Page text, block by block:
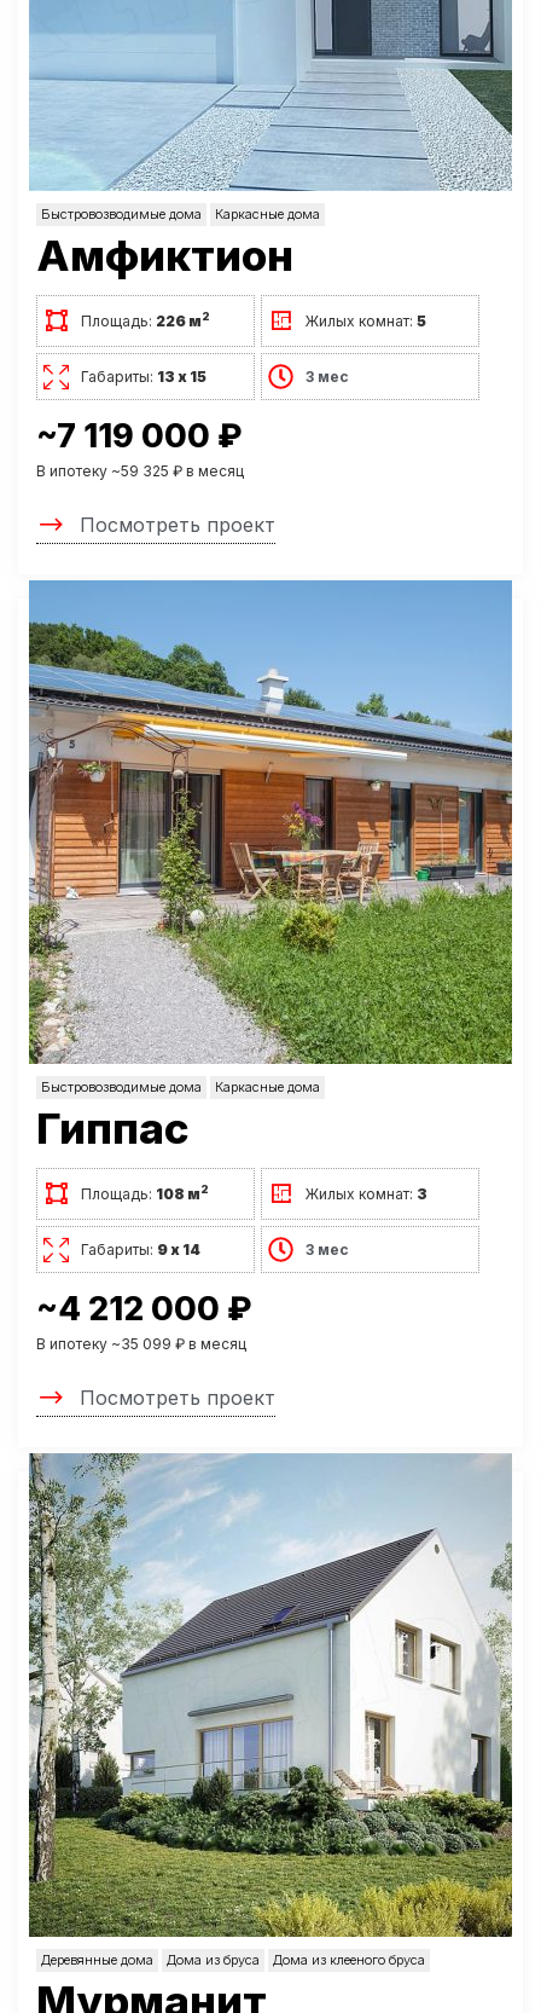
Быстровозводимые дома Каркасные дома
Амфиктион
Площадь: 226 м2 Жилых комнат:5
Габариты: 13 х 15 3 мес
~7 119 000 ₽
В ипотеку ~59 325 ₽ в месяц
Посмотреть проект
Быстровозводимые дома Каркасные дома
Гиппас
Площадь: 108 м2 Жилых комнат: 3
Габариты: 9 х 14 3 мес
~4 212 000 ₽
В ипотеку ~35 099 ₽ в месяц
Посмотреть проект
Деревянные дома Дома из бруса Дома из клееного бруса
Мурманит